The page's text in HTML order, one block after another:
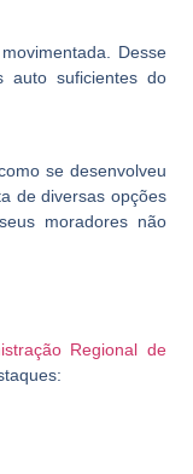
Desse
auto suficientes do
se desenvolveu
de diversas opções
moradores não
Regional de